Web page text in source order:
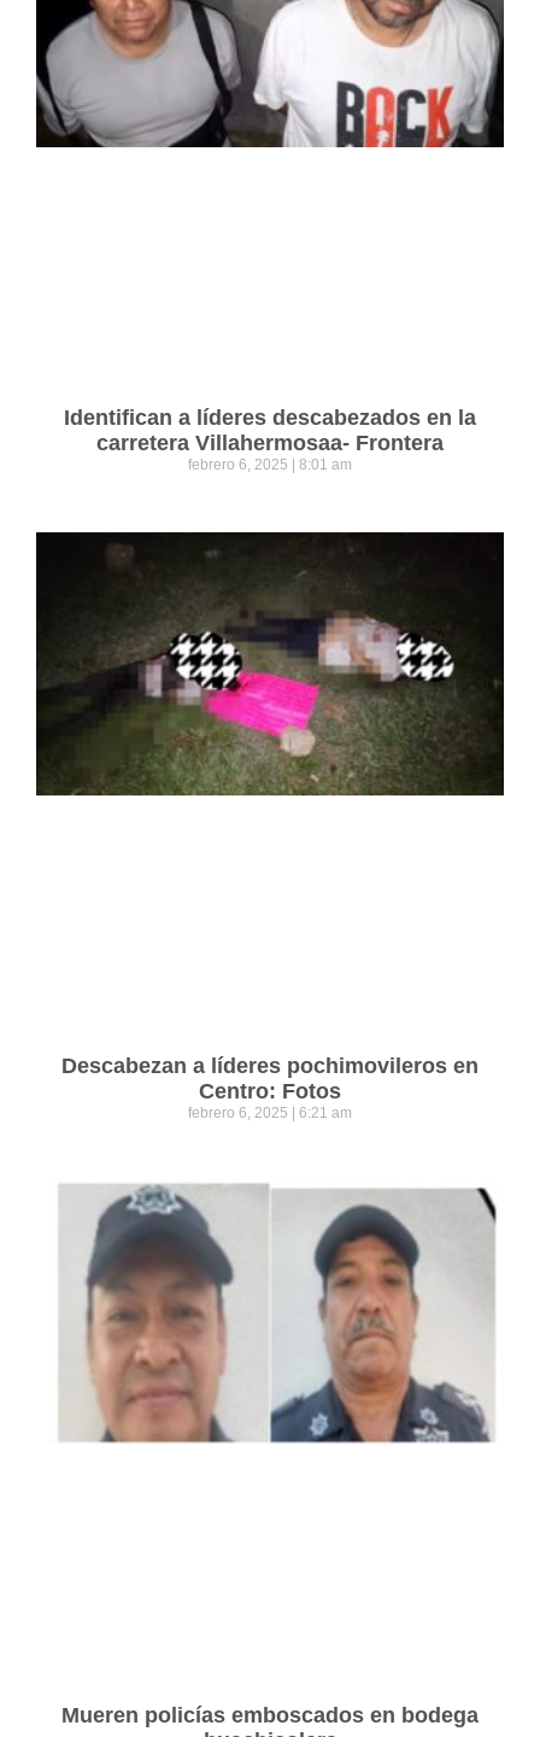
Identifican a líderes descabezados en la
carretera Villahermosaa- Frontera
febrero 6, 2025 8:01 am
Descabezan a líderes pochimovileros en
Centro: Fotos
febrero 6, 2025 6:21 am
Mueren policías emboscados en bodega